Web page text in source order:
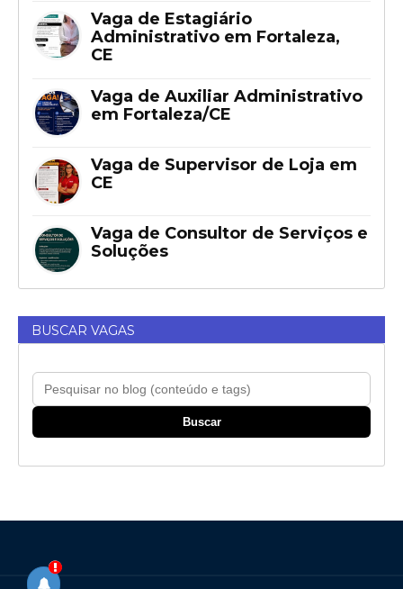
Vaga de Estagiário
Administrativo em Fortaleza,
CE
Vaga de Auxiliar Administrativo
em Fortaleza/CE
Vaga de Supervisor de Loja em
CE
Vaga de Consultor de Serviços e
Soluções
BUSCAR VAGAS
Buscar